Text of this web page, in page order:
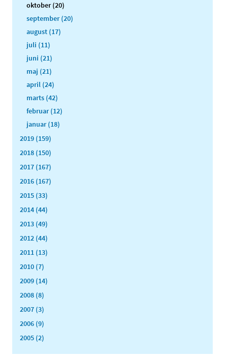
oktober (20)
september (20)
august (17)
juli (11)
juni (21)
maj (21)
april (24)
marts (42)
februar (12)
januar (18)
2019 (159)
2018 (150)
2017 (167)
2016 (167)
2015 (33)
2014 (44)
2013 (49)
2012 (44)
2011 (13)
2010 (7)
2009 (14)
2008 (8)
2007 (3)
2006 (9)
2005 (2)